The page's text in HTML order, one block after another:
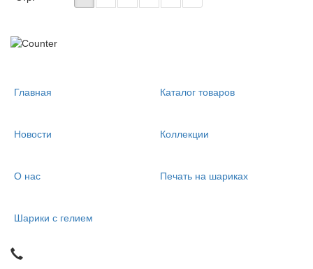
Главная Каталог товаров
Новости Коллекции
О нас Печать на шариках
Шарики с гелием